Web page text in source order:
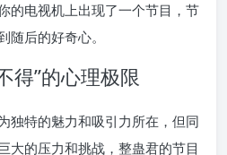
的电视机上出现了一个节目，节
随后的好奇心。
得”的心理极限
独特的魅力和吸引力所在，但同
大的压力和挑战，整蛊君的节目